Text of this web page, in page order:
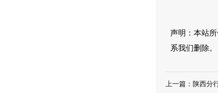
声明：本站
系我们删除。
上一篇： 陕西分